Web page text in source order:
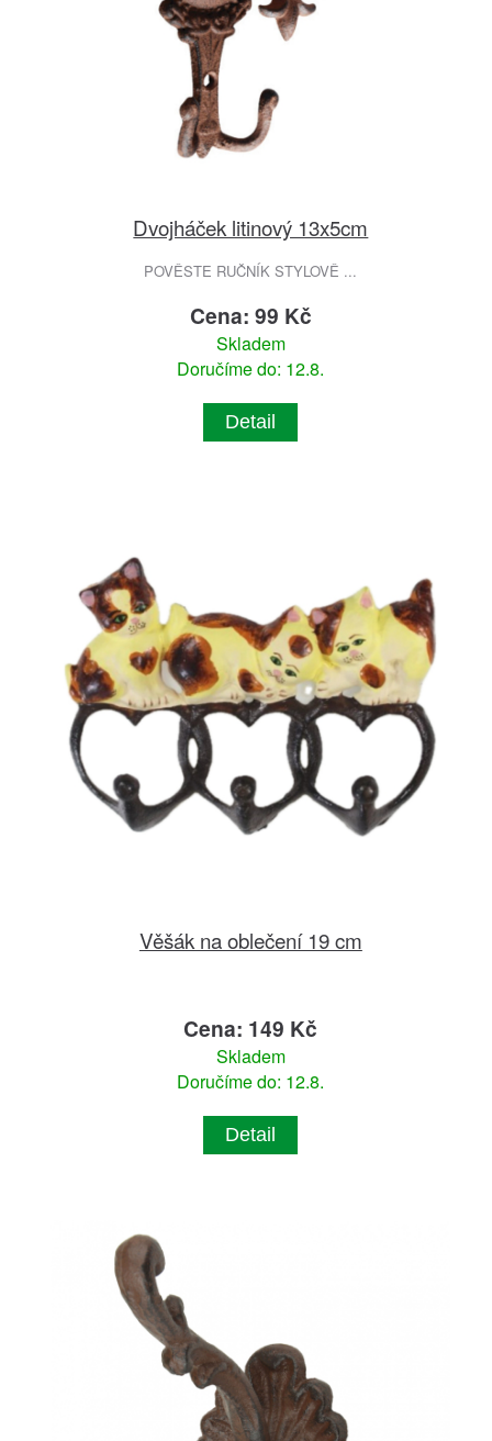
Dvojháček litinový 13x5cm
POVĚSTE RUČNÍK STYLOVĚ ...
Cena: 99 Kč
Skladem
Doručíme do: 12.8.
Detail
Věšák na oblečení 19 cm
Cena: 149 Kč
Skladem
Doručíme do: 12.8.
Detail